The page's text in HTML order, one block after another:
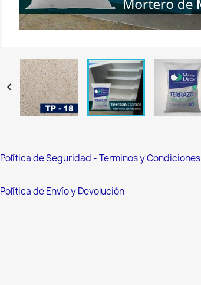

Política de Seguridad - Terminos y Condiciones
Política de Envío y Devolución